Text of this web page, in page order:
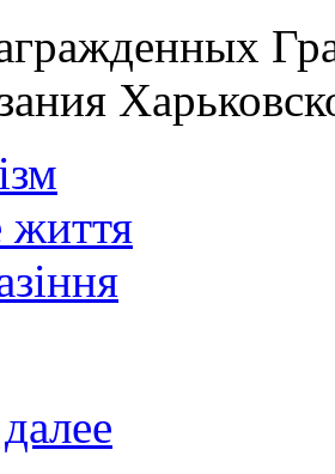
життя